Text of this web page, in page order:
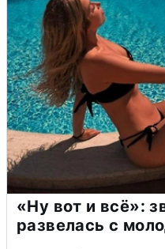
«Ну вот и всё»:
развелась с